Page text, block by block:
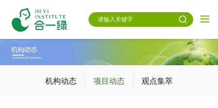
机构动态 项目动态 观点集萃